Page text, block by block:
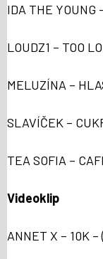
IDA THE YOUNG
LOUDZ1 – TOO
MELUZÍNA –
SLAVÍČEK –
TEA SOFIA –
Videoklip
ANNET X – 10K –